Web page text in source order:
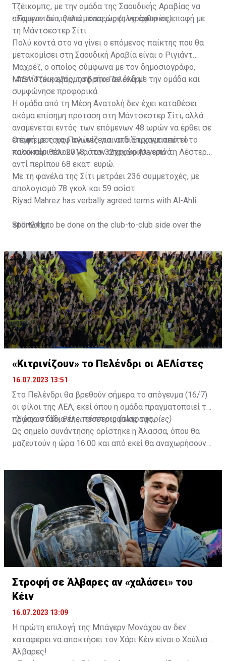
Τζέικομπς, με την ομάδα της Σαουδικής Αραβίας να
αναμένεται τις επόμενες ώρες να έρθει σε επαφή με
τη Μάντσεστερ Σίτι.
•Έφυγαν δύο, θέλει τέσσερις (πληροφορίες)
Πολύ κοντά στο να γίνει ο επόμενος παίκτης που θα
μετακομίσει στη Σαουδική Αραβία είναι ο Ριγιάντ
Μαχρέζ, ο οποίος σύμφωνα με τον δημοσιογράφο,
Μπεν Τζέικομπς, τα βρήκε σε όλα με την ομάδα και
συμφώνησε προφορικά.
•ΑΕΛίστικη εξόρμηση στο Πελένδρι!
Η ομάδα από τη Μέση Ανατολή δεν έχει καταθέσει
ακόμα επίσημη πρόταση στη Μάντσεστερ Σίτι, αλλά
αναμένεται εντός των επόμενων 48 ωρών να έρθει σε
επαφή με τους Πολίτες για να διαπραγματευτεί το
ποσό που θέλουν για τον 32χρονο Αλγερινό.
Ο έμπειρος χαφ αγωνίζεται στο Έτιχαντ από το
καλοκαίρι του 2018, όταν αποχώρησε από τη Λέστερ
αντί περίπου 68 εκατ. ευρώ.
Με τη φανέλα της Σίτι μετράει 236 συμμετοχές, με
απολογισμό 78 γκολ και 59 ασίστ.
Riyad Mahrez has verbally agreed terms with Al-Ahli.
Still work to be done on the club-to-club side over the
Not a done deal yet, but Mahrez is keen on the move and
Al-Ahli hope to move fast.🇸🇦
pic.twitter.com/Z0SmniQXIP
— Ben Jacobs (@JacobsBen)July 15, 2023
sport24.gr
«Κιτρινίζουν» το Πελένδρι οι ΑΕΛίστες
16.07.2023 13:51
Στο Πελένδρι θα βρεθούν σήμερα το απόγευμα (16/7)
οι φίλοι της ΑΕΛ, εκεί όπου η ομάδα πραγματοποιεί το
πρώτο στάδιο της προετοιμασίας της.
•Έφυγαν δύο, θέλει τέσσερις (πληροφορίες)
Ως σημείο συνάντησης ορίστηκε η Άλασσα, όπου θα
μαζευτούν η ώρα 16:00 και από εκεί θα αναχωρήσουν
δώοσυν το παρών τους στην απογευματινή προπόνηση
Στροφή σε Άλβαρες αν «χαλάσει» του
Κέιν
16.07.2023 13:09
Η πρώτη επιλογή της Μπάγερν Μονάχου αν δεν
καταφέρει να αποκτήσει τον Χάρι Κέιν είναι ο Χούλιαν
Άλβαρες!